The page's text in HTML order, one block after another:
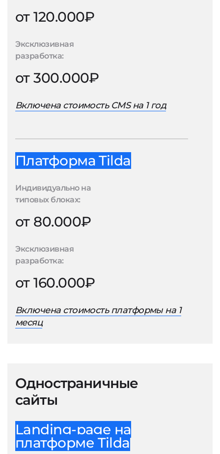
от 120.000₽
Эксклюзивная
разработка:
от 300.000₽
Включена стоимость CMS на 1 год
Платформа Tilda
Индивидуально на
типовых блоках:
от 80.000₽
Эксклюзивная
разработка:
от 160.000₽
Включена стоимость платформы на 1
месяц
Одностраничные
сайты
Landing-page на
платформе Tilda